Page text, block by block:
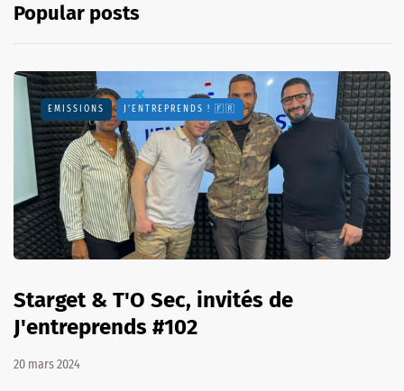
Popular posts
EMISSIONS J'ENTREPRENDS ! 🇫🇷
Starget & T'O Sec, invités de
J'entreprends #102
20 mars 2024